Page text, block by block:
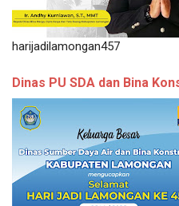
harijadilamongan457
Dinas PU SDA dan Bina